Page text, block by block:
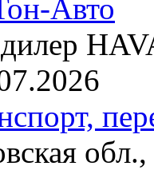
Авто